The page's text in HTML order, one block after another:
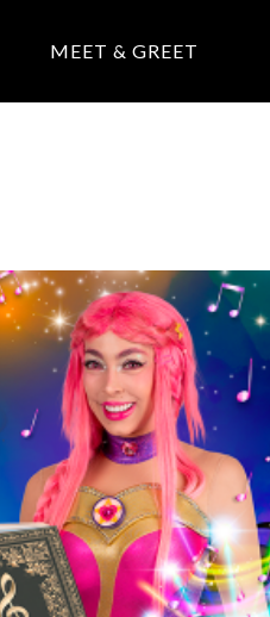
MEET & GREET